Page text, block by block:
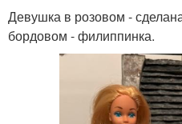
Девушка в розовом -
бордовом - филиппинка.